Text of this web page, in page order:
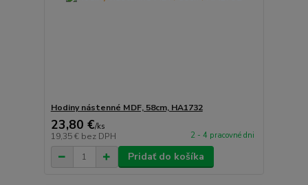
Hodiny nástenné MDF, 58cm, HA1732
23,80 €/ks
19,35 € bez DPH 2 - 4 pracovné dni
Pridať do košíka